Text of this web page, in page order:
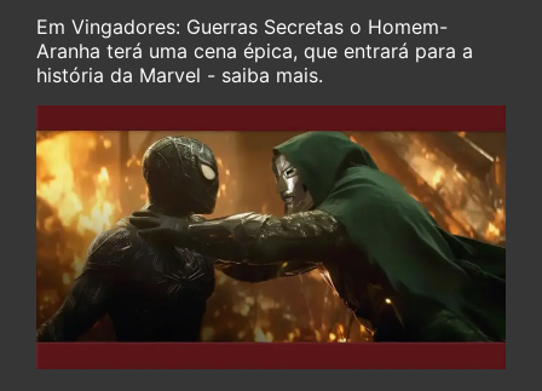
Em Vingadores: Guerras Secretas o Homem-
Aranha terá uma cena épica, que entrará para a
história da Marvel - saiba mais.